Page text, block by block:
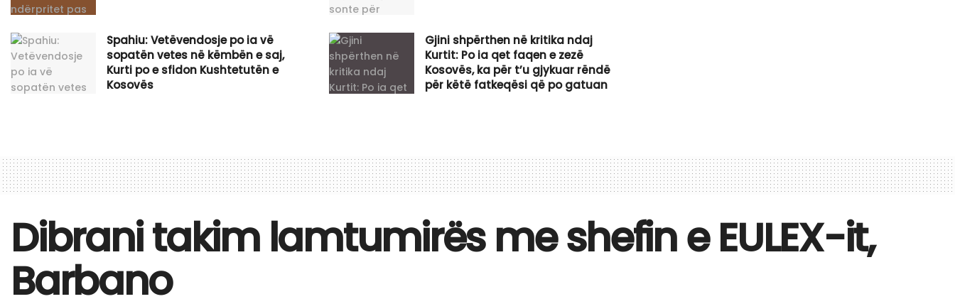
Spahiu: Vetëvendosje po ia vë
sopatën vetes në këmbën e saj,
Kurti po e sfidon Kushtetutën e
Kosovës
Gjini shpërthen në kritika ndaj
Kurtit: Po ia qet faqen e zezë
Kosovës, ka për t’u gjykuar rëndë
për këtë fatkeqësi që po gatuan
Dibrani takim lamtumirës me shefin e EULEX-it,
Barbano